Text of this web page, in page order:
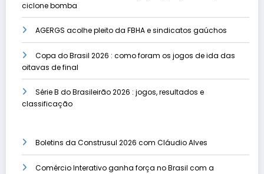
ciclone bomba
AGERGS acolhe pleito da FBHA e sindicatos gaúchos
Copa do Brasil 2026 : como foram os jogos de ida das
oitavas de final
Série B do Brasileirão 2026 : jogos, resultados e
classificação
Boletins da Construsul 2026 com Cláudio Alves
Comércio Interativo ganha força no Brasil com a